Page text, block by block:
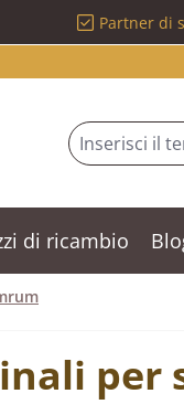
Partner di
di ricambio
per